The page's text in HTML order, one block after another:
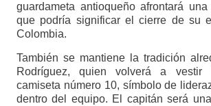
guardameta antioqueño afrontará
que podría significar el cierre de su
Colombia.
También se mantiene la tradición
Rodríguez, quien volverá a vestir
camiseta número 10, símbolo de
dentro del equipo. El capitán será